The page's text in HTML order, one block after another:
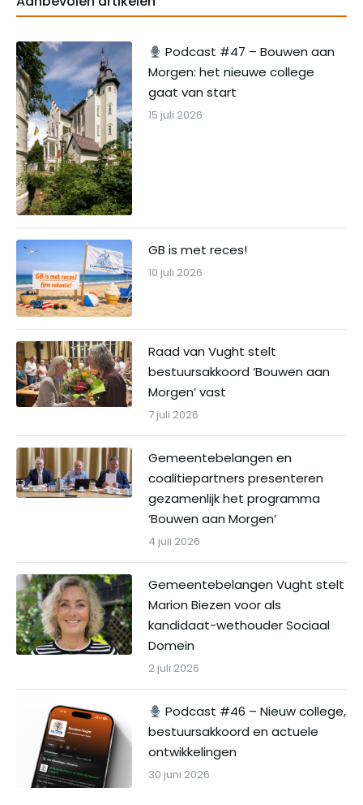
Podcast #47 – Bouwen aan
Morgen: het nieuwe college
gaat van start
15 juli 2026
GB is met reces!
10 juli 2026
Raad van Vught stelt
bestuursakkoord ‘Bouwen aan
Morgen’ vast
7 juli 2026
Gemeentebelangen en
coalitiepartners presenteren
gezamenlijk het programma
‘Bouwen aan Morgen’
4 juli 2026
Gemeentebelangen Vught stelt
Marion Biezen voor als
kandidaat-wethouder Sociaal
Domein
2 juli 2026
Podcast #46 – Nieuw college,
bestuursakkoord en actuele
ontwikkelingen
30 juni 2026